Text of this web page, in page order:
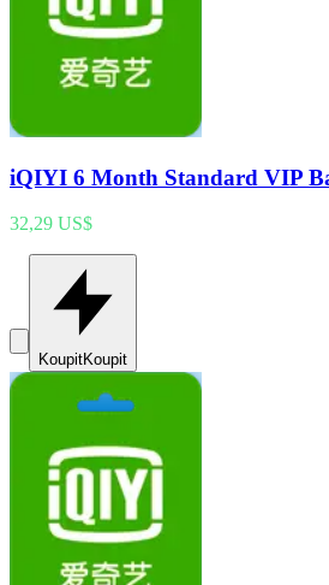
iQIYI 6 Month Standard VIP
32,29 US$
KoupitKoupit